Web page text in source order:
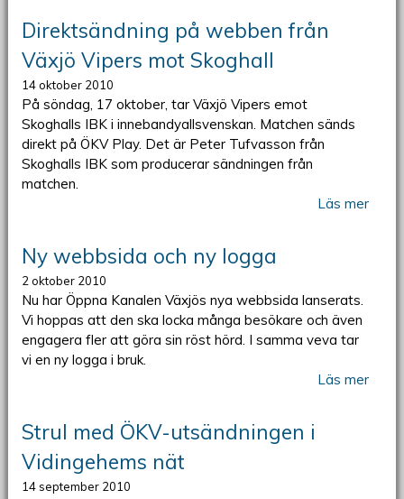
Direktsändning på webben från
Växjö Vipers mot Skoghall
14 oktober 2010
På söndag, 17 oktober, tar Växjö Vipers emot
Skoghalls IBK i innebandyallsvenskan. Matchen sänds
direkt på ÖKV Play. Det är Peter Tufvasson från
Skoghalls IBK som producerar sändningen från
matchen.
Läs mer
Ny webbsida och ny logga
2 oktober 2010
Nu har Öppna Kanalen Växjös nya webbsida lanserats.
Vi hoppas att den ska locka många besökare och även
engagera fler att göra sin röst hörd. I samma veva tar
vi en ny logga i bruk.
Läs mer
Strul med ÖKV-utsändningen i
Vidingehems nät
14 september 2010